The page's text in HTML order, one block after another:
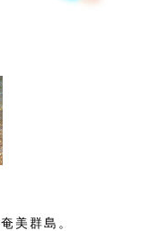
美群島。